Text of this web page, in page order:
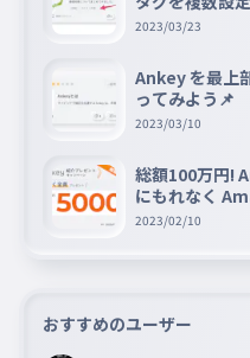
2023/03/23
Ankey を最上
ってみよう📌
2023/03/10
総額100万円!
にもれなく
ゼントキャンペ
2023/02/10
おすすめのユーザー